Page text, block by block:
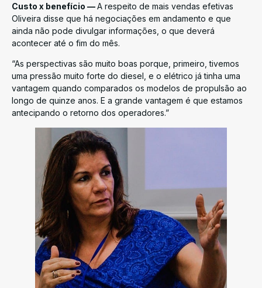
Custo x benefício —A respeito de mais vendas efetivas
Oliveira disse que há negociações em andamento e que
ainda não pode divulgar informações, o que deverá
acontecer até o fim do mês.
“As perspectivas são muito boas porque, primeiro, tivemos
uma pressão muito forte do diesel, e o elétrico já tinha uma
vantagem quando comparados os modelos de propulsão ao
longo de quinze anos. E a grande vantagem é que estamos
antecipando o retorno dos operadores.”